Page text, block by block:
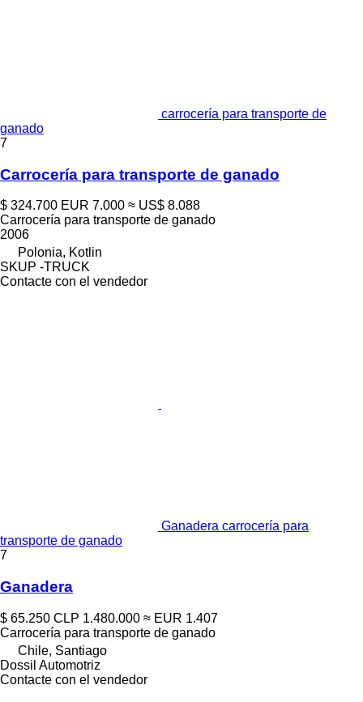
carrocería para transporte de
ganado
7
Carrocería para transporte de ganado
$ 324.700 EUR 7.000 ≈ US$ 8.088
Carrocería para transporte de ganado
2006
Polonia, Kotlin
SKUP -TRUCK
Contacte con el vendedor
Ganadera carrocería para
transporte de ganado
7
Ganadera
$ 65.250 CLP 1.480.000 ≈ EUR 1.407
Carrocería para transporte de ganado
Chile, Santiago
Dossil Automotriz
Contacte con el vendedor